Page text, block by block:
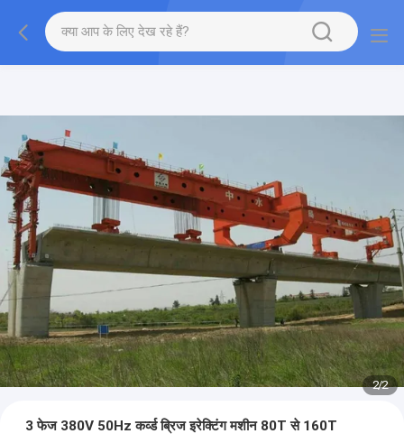
gtag('config', 'G-QWE9HWC3PF', {cookie_flags:
"SameSite=None;Secure"});
2/2
3 फेज 380V 50Hz कर्व्ड ब्रिज इरेक्टिंग मशीन 80T से 160T